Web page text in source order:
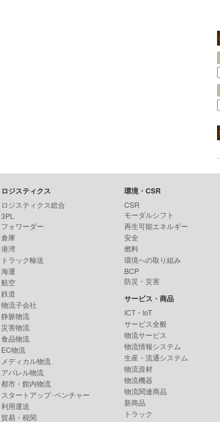
ロジスティクス
ロジスティクス総合
3PL
フォワーダー
倉庫
港湾
トラック輸送
海運
航空
鉄道
物流子会社
静脈物流
災害物流
食品物流
EC物流
メディカル物流
アパレル物流
都市・館内物流
スタートアップ･ベンチャー
利用運送
貿易・税関
環境・CSR
CSR
モーダルシフト
再生可能エネルギー
安全
燃料
環境への取り組み
BCP
防災・災害
サービス・商品
ICT・IoT
サービス全般
物流サービス
物流情報システム
生産・流通システム
物流資材
物流機器
物流関連商品
新商品
トラック